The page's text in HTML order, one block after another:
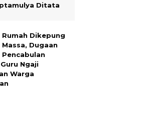
Ditata
Rumah Dikepung
Massa, Dugaan
Pencabulan
Ngaji
Warga